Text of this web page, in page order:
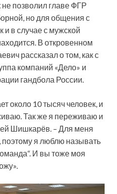
позволил главе ФГР
но для общения с
и в случае с мужской
В откровенном
рассказал о том, как с
компаний «Дело» и
гандбола России.
около 10 тысяч человек, и
Так же я переживаю и
Шишкарёв. – Для меня
я люблю называть
И вы тоже моя